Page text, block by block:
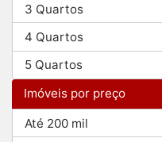
3 Quartos
4 Quartos
5 Quartos
Imóveis por preço
Até 200 mil